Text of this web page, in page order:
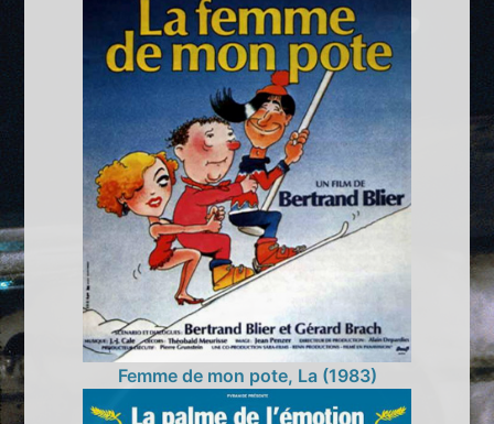
Femme de mon pote, La (1983)